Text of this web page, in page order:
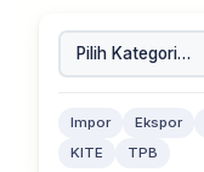
Impor Ekspor
KITE
TPB